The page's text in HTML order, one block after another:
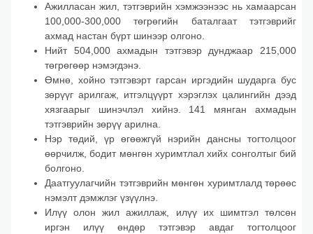
Ажилласан жил, тэтгэврийн хэмжээнээс нь хамаарсан
100,000-300,000 төгрөгийн баталгаат тэтгэврийг
ахмад настан бүрт шинээр олгоно.
Нийт 504,000 ахмадын тэтгэвэр дунджаар 215,000
төгрөгөөр нэмэгдэнэ.
Өмнө, хойно тэтгэвэрт гарсан иргэдийн шударга бус
зөрүүг арилгаж, итгэлцүүрт хэрэглэх цалингийн дээд
хязгаарыг шинэчлэл хийнэ. 141 мянган ахмадын
тэтгэврийн зөрүү арилна.
Нэр төдий, үр өгөөжгүй нэрийн дансны тогтолцоог
өөрчилж, бодит мөнгөн хуримтлал хийх сонголтыг бий
болгоно.
Даатгуулагчийн тэтгэврийн мөнгөн хуримтлалд төрөөс
нэмэлт дэмжлэг үзүүлнэ.
Илүү олон жил ажиллаж, илүү их шимтгэл төлсөн
иргэн илүү өндөр тэтгэвэр авдаг тогтолцоог